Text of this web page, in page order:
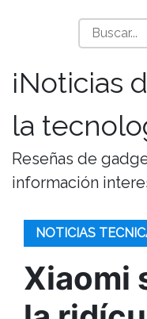
¡Noticias
la
Reseñas de
información
NOTICIAS
Xiaomi